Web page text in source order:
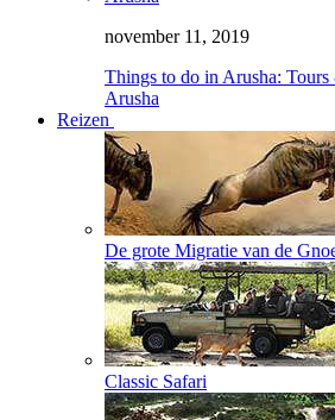
november 11, 2019
Things to do in Arusha:
Arusha
Reizen
De grote Migratie van de
Classic Safari